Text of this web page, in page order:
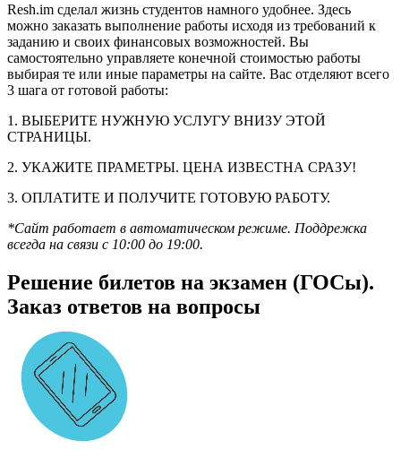
Resh.im сделал жизнь студентов намного удобнее. Здесь
можно заказать выполнение работы исходя из требований к
заданию и своих финансовых возможностей. Вы
самостоятельно управляете конечной стоимостью работы
выбирая те или иные параметры на сайте. Вас отделяют всего
3 шага от готовой работы:
1. ВЫБЕРИТЕ НУЖНУЮ УСЛУГУ ВНИЗУ ЭТОЙ
СТРАНИЦЫ.
2. УКАЖИТЕ ПРАМЕТРЫ. ЦЕНА ИЗВЕСТНА СРАЗУ!
3. ОПЛАТИТЕ И ПОЛУЧИТЕ ГОТОВУЮ РАБОТУ.
*Сайт работает в автоматическом режиме. Поддрежка
всегда на связи с 10:00 до 19:00.
Решение билетов на экзамен (ГОСы).
Заказ ответов на вопросы